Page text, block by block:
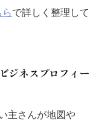
で詳しく整理して
ジネスプロフィー
主さんが地図や